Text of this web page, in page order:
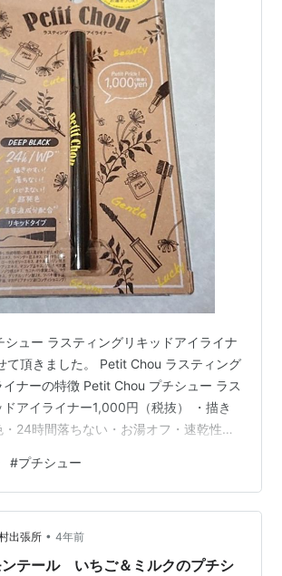
ュー ラスティングリキッドアイライナ
て頂きました。 Petit Chou ラスティング
イナーの特徴 Petit Chou プチシュー ラス
アイライナー1,000円（税抜） ・描き
24時間落ちない・お湯オフ・速乾性・
ッドアイライナーを実際に使ってみた
ランドは今まで知らなかったのです
じまない、お湯オフOKのリキッドアイ
です。 とても可愛らしいデザインのパ
取…
#プチシュー
出張所 • 4年前
テール いちご＆ミルクのプチシ